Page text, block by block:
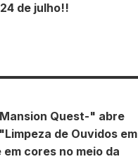
de julho!!
Quest-" abre
de Ouvidos em
cores no meio da